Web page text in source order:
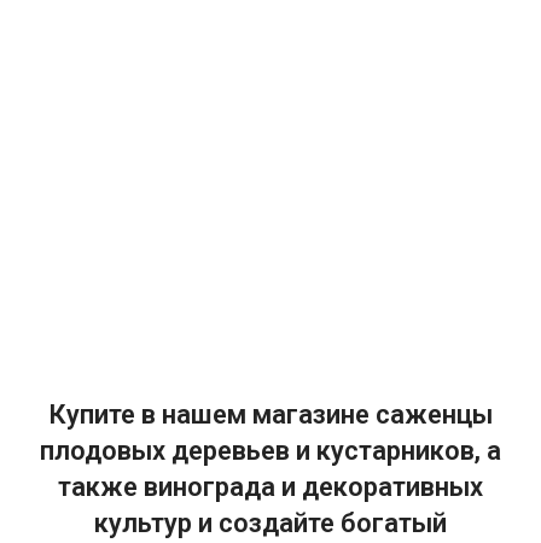
Купите в нашем магазине саженцы
плодовых деревьев и кустарников, а
также винограда и декоративных
культур и создайте богатый